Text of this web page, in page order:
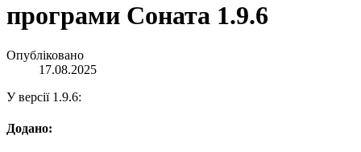
програми Соната 1.9.6
Опубліковано
17.08.2025
У версії 1.9.6:
Додано: